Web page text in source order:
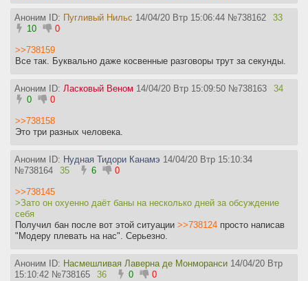
Аноним ID: Пугливый Нильс 14/04/20 Втр 15:06:44 №738162
33
10
0
>>738159
Все так. Буквально даже косвенные разговоры трут за секунды.
Аноним ID: Ласковый Веном 14/04/20 Втр 15:09:50 №738163
34
0
0
>>738158
Это три разных человека.
Аноним ID: Нудная Тидори Канамэ 14/04/20 Втр 15:10:34
№738164 35 6 0
>>738145
>Зато он охуенно даёт баны на несколько дней за обсуждение
себя
Получил бан после вот этой ситуации >>738124 просто написав
"Модеру плевать на нас". Серьезно.
Аноним ID: Насмешливая Лаверна де Монморанси 14/04/20 Втр
15:10:42 №738165 36 0 0